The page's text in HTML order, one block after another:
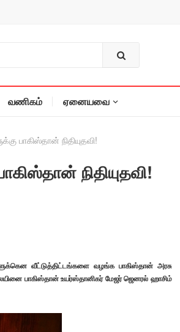
வணிகம் ஏனையவை
பாகிஸ்தான் நிதியுதவி!
நிதியுதவி!
வீட்டுத்திட்டங்களை வழங்க பாகிஸ்தான் அரசு
பாகிஸ்தான் உயர்ஸ்தானிகர் மேஜர் ஜெனரல் ஹாசிம்